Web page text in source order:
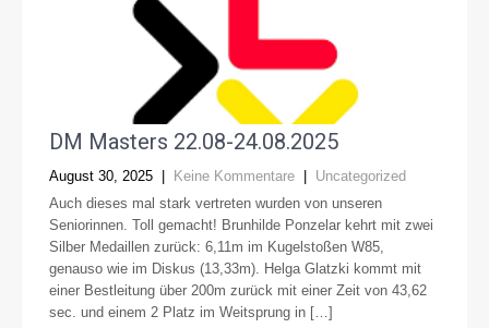
DM Masters 22.08-24.08.2025
August 30, 2025 Keine Kommentare
Uncategorized
Auch dieses mal stark vertreten wurden von unseren
Seniorinnen. Toll gemacht! Brunhilde Ponzelar kehrt mit zwei
Silber Medaillen zurück: 6,11m im Kugelstoßen W85,
genauso wie im Diskus (13,33m). Helga Glatzki kommt mit
einer Bestleitung über 200m zurück mit einer Zeit von 43,62
sec. und einem 2 Platz im Weitsprung in […]